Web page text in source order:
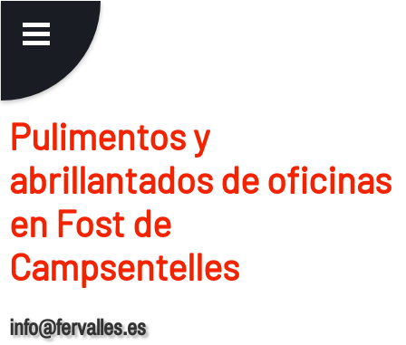
Pulimentos y
abrillantados de oficinas
en Fost de
Campsentelles
info@fervalles.es